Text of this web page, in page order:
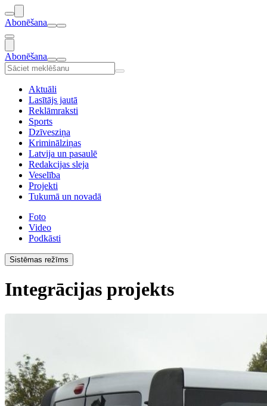
Abonēšana
Abonēšana
Aktuāli
Lasītājs jautā
Reklāmraksti
Sports
Dzīvesziņa
Kriminālziņas
Latvija un pasaulē
Redakcijas sleja
Veselība
Projekti
Tukumā un novadā
Foto
Video
Podkāsti
Sistēmas režīms
Integrācijas projekts